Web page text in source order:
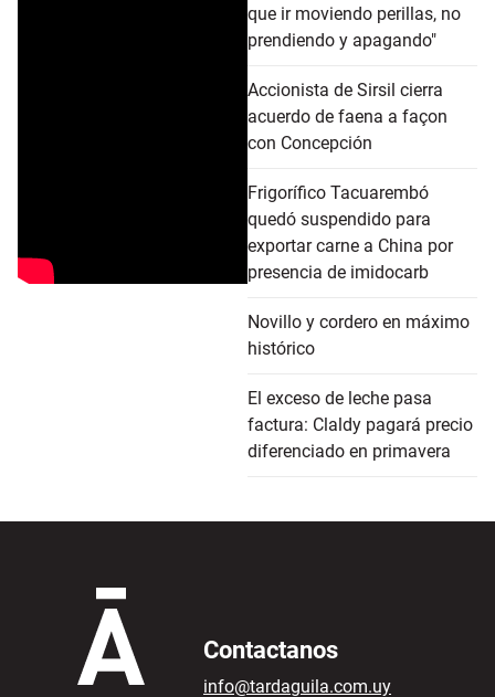
que ir moviendo perillas, no
prendiendo y apagando"
Accionista de Sirsil cierra
acuerdo de faena a façon
con Concepción
Frigorífico Tacuarembó
quedó suspendido para
exportar carne a China por
presencia de imidocarb
Novillo y cordero en máximo
histórico
El exceso de leche pasa
factura: Claldy pagará precio
diferenciado en primavera
Contactanos
info@tardaguila.com.uy